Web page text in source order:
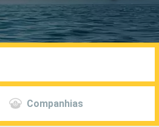
Companhias